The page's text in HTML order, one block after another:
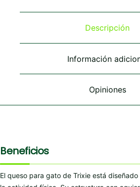
opciones
elegir
página
Descripción
Información
Opiniones
Beneficios
El queso para gato de Trixie está